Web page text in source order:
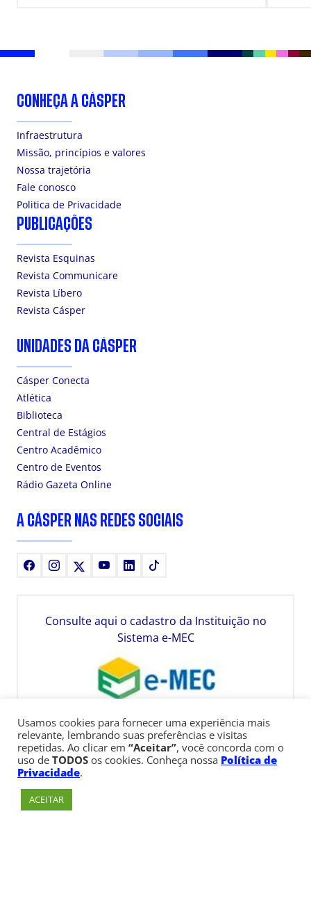
CONHEÇA A CÁSPER
Infraestrutura
Missão, princípios e valores
Nossa trajetória
Fale conosco
Politica de Privacidade
PUBLICAÇÕES
Revista Esquinas
Revista Communicare
Revista Líbero
Revista Cásper
UNIDADES DA CÁSPER
Cásper Conecta
Atlética
Biblioteca
Central de Estágios
Centro Acadêmico
Centro de Eventos
Rádio Gazeta Online
A CÁSPER NAS REDES SOCIAIS
FacebookInstagram YoutubeLinkedIn
Consulte aqui o cadastro da Instituição no
Sistema e-MEC
Usamos cookies para fornecer uma experiência mais
relevante, lembrando suas preferências e visitas
repetidas. Ao clicar em “Aceitar”, você concorda com o
uso de TODOS os cookies. Conheça nossa Política de
Privacidade.
ACEITAR